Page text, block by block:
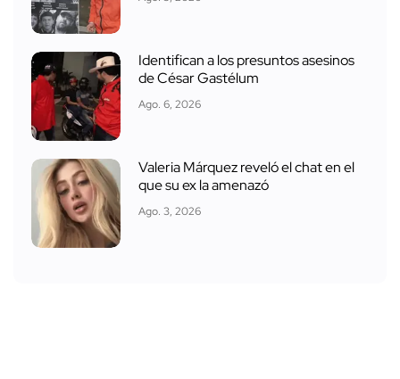
Identifican a los presuntos asesinos
de César Gastélum
Ago. 6, 2026
Valeria Márquez reveló el chat en el
que su ex la amenazó
Ago. 3, 2026